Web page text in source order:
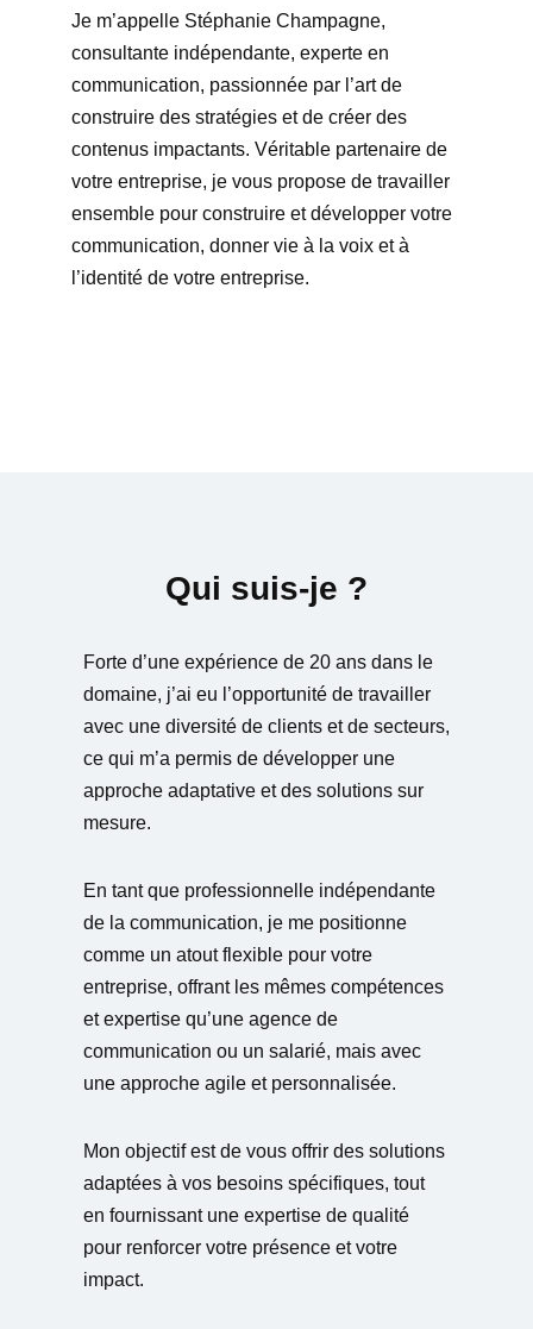
Je m’appelle Stéphanie Champagne,
consultante indépendante, experte en
communication, passionnée par l’art de
construire des stratégies et de créer des
contenus impactants. Véritable partenaire de
votre entreprise, je vous propose de travailler
ensemble pour construire et développer votre
communication, donner vie à la voix et à
l’identité de votre entreprise.
Qui suis-je ?
Forte d’une expérience de 20 ans dans le
domaine, j’ai eu l’opportunité de travailler
avec une diversité de clients et de secteurs,
ce qui m’a permis de développer une
approche adaptative et des solutions sur
mesure.
En tant que professionnelle indépendante
de la communication, je me positionne
comme un atout flexible pour votre
entreprise, offrant les mêmes compétences
et expertise qu’une agence de
communication ou un salarié, mais avec
une approche agile et personnalisée.
Mon objectif est de vous offrir des solutions
adaptées à vos besoins spécifiques, tout
en fournissant une expertise de qualité
pour renforcer votre présence et votre
impact.